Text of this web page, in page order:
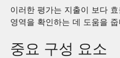
이러한 평가는 지출이 보다
영역을 확인하는 데 도움을 줍
중요 구성 요소